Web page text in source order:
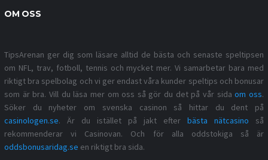
OM OSS
TipsArenan ger dig som läsare alltid de bästa och senaste speltipsen
om NFL, trav, fotboll, tennis och mycket mer. Vi samarbetar bara med
riktigt bra spelbolag och vi ger endast våra kunder speltips och bonusar
som är bra. Vill du läsa mer om oss så gör du det på vår sidaom oss.
Söker du nyheter om svenska casinon så hittar du dent på
casinologen.se. Är du istället på jakt efter bästa nätcasino så
rekommenderar vi Casinovan. Och för alla oddstokiga så är
oddsbonusaridag.se en riktigt bra sida.